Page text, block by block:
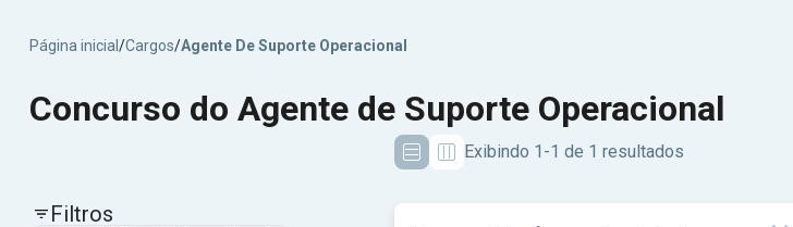
Página inicial /Cargos/Agente De Suporte Operacional
Concurso do Agente de Suporte Operacional
Exibindo 1-1 de 1 resultados
Filtros